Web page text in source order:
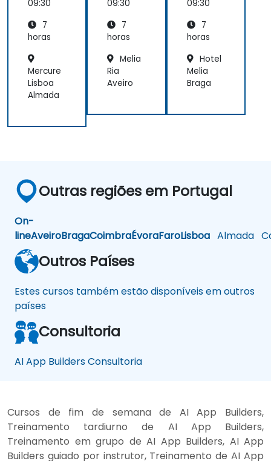
com
AI
09:30
7
horas
Mercure
Lisboa
Almada
com
AI
09:30
7
horas
Melia
Ria
Aveiro
com
AI
09:30
7
horas
Hotel
Melia
Braga
Outras regiões em Portugal
On-
lineAveiroBragaCoimbraÉvoraFaroLisboa Almada
Outros Países
Estes cursos também estão disponíveis em outros
países
Consultoria
AI App Builders Consultoria
Cursos de fim de semana de AI App Builders,
Treinamento tardiurno de AI App Builders,
Treinamento em grupo de AI App Builders, AI App
Builders guiado por instrutor, Treinamento de AI App